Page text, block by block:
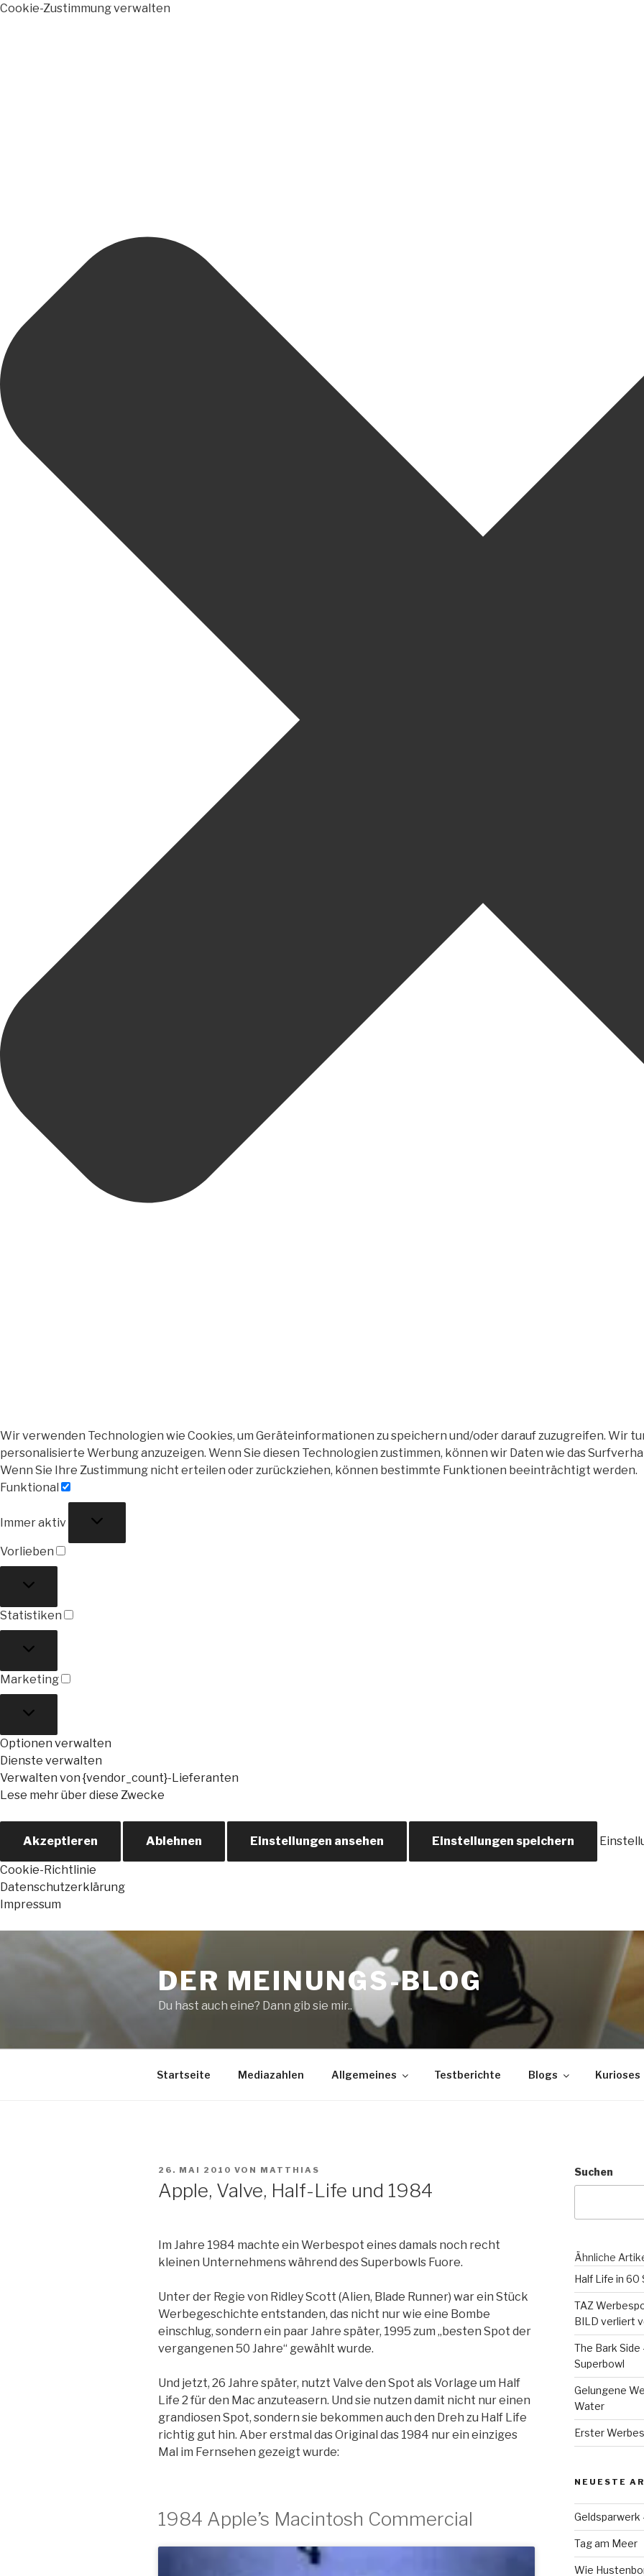
Cookie-Zustimmung verwalten
Wir verwenden Technologien wie Cookies, um Geräteinformationen zu speichern und/oder darauf zuzugreifen. Wir
personalisierte Werbung anzuzeigen. Wenn Sie diesen Technologien zustimmen, können wir Daten wie das
Wenn Sie Ihre Zustimmung nicht erteilen oder zurückziehen, können bestimmte Funktionen beeinträchtigt werden.
Funktional
Immer aktiv
Vorlieben
Statistiken
Marketing
Optionen verwalten
Dienste verwalten
Verwalten von {vendor_count}-Lieferanten
Lese mehr über diese Zwecke
Akzeptieren Ablehnen Einstellungen ansehen Einstellungen speichern
Cookie-Richtlinie
Datenschutzerklärung
Impressum
springen
DER MEINUNGS-BLOG
Du hast auch eine? Dann gib sie mir..
Startseite Mediazahlen Allgemeines Testberichte Blogs Kurioses
VERÖFFENTLICHT
26. MAI 2010 VON MATTHIAS
Apple, Valve, Half-Life und 1984
Im Jahre 1984 machte ein Werbespot eines damals noch recht
kleinen Unternehmens während des Superbowls Fuore.
Unter der Regie von Ridley Scott (Alien, Blade Runner) war ein Stück
Werbegeschichte entstanden, das nicht nur wie eine Bombe
einschlug, sondern ein paar Jahre später, 1995 zum „besten Spot der
vergangenen 50 Jahre“ gewählt wurde.
Und jetzt, 26 Jahre später, nutzt Valve den Spot als Vorlage um Half
Life 2 für den Mac anzuteasern. Und sie nutzen damit nicht nur einen
grandiosen Spot, sondern sie bekommen auch den Dreh zu Half Life
richtig gut hin. Aber erstmal das Original das 1984 nur ein einziges
Mal im Fernsehen gezeigt wurde:
1984 Apple’s Macintosh Commercial
Suchen
Ähnliche
Half Life in 60
TAZ
BILD verliert
The Bark Side
Superbowl
Gelungene
Water
Erster
NEUESTE
Geldsparwerk
Tag am Meer
Wie